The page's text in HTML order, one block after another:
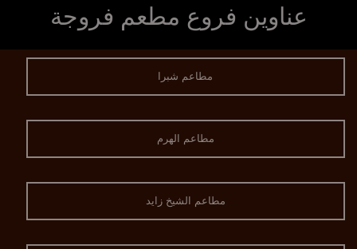
عناوين فروع مطعم فروجة
مطاعم شبرا
مطاعم الهرم
مطاعم الشيخ زايد